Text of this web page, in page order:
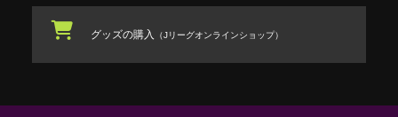
グッズの購入 （Jリーグオンラインショップ）